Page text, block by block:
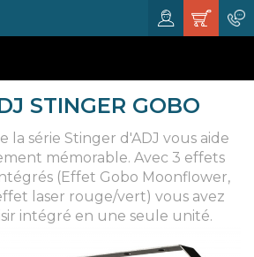
STINGER GOBO
la série Stinger d'ADJ vous aide
mémorable. Avec 3 effets
(Effet Gobo Moonflower,
laser rouge/vert) vous avez
intégré en une seule unité.